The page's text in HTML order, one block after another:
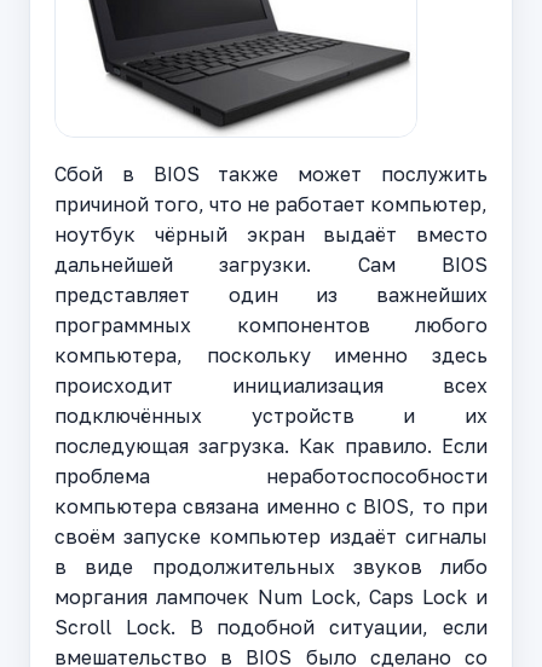
Сбой в BIOS также может послужить
причиной того, что не работает компьютер,
ноутбук чёрный экран выдаёт вместо
дальнейшей загрузки. Сам BIOS
представляет один из важнейших
программных компонентов любого
компьютера, поскольку именно здесь
происходит инициализация всех
подключённых устройств и их
последующая загрузка. Как правило. Если
проблема неработоспособности
компьютера связана именно с BIOS, то при
своём запуске компьютер издаёт сигналы
в виде продолжительных звуков либо
моргания лампочек Num Lock, Caps Lock и
Scroll Lock. В подобной ситуации, если
вмешательство в BIOS было сделано со